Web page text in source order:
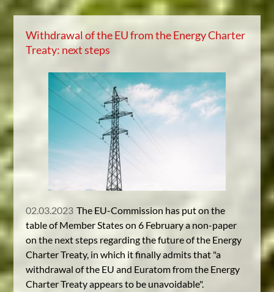
Withdrawal of the EU from the Energy Charter
Treaty: next steps
02.03.2023 The EU-Commission has put on the
table of Member States on 6 February a non-paper
on the next steps regarding the future of the Energy
Charter Treaty, in which it finally admits that "a
withdrawal of the EU and Euratom from the Energy
Charter Treaty appears to be unavoidable".